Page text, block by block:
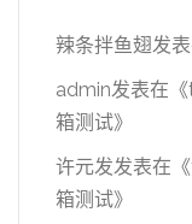
辣条拌鱼翅发
admin发表在《
箱测试》
许元发发表在《
箱测试》